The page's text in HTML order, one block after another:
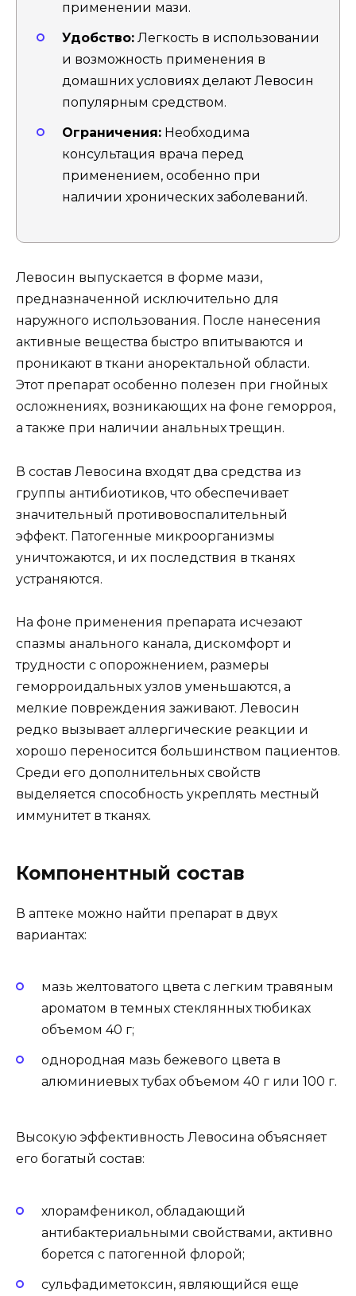
применении мази.
Удобство: Легкость в использовании
и возможность применения в
домашних условиях делают Левосин
популярным средством.
Ограничения: Необходима
консультация врача перед
применением, особенно при
наличии хронических заболеваний.
Левосин выпускается в форме мази,
предназначенной исключительно для
наружного использования. После нанесения
активные вещества быстро впитываются и
проникают в ткани аноректальной области.
Этот препарат особенно полезен при гнойных
осложнениях, возникающих на фоне геморроя,
а также при наличии анальных трещин.
В состав Левосина входят два средства из
группы антибиотиков, что обеспечивает
значительный противовоспалительный
эффект. Патогенные микроорганизмы
уничтожаются, и их последствия в тканях
устраняются.
На фоне применения препарата исчезают
спазмы анального канала, дискомфорт и
трудности с опорожнением, размеры
геморроидальных узлов уменьшаются, а
мелкие повреждения заживают. Левосин
редко вызывает аллергические реакции и
хорошо переносится большинством пациентов.
Среди его дополнительных свойств
выделяется способность укреплять местный
иммунитет в тканях.
Компонентный состав
В аптеке можно найти препарат в двух
вариантах:
мазь желтоватого цвета с легким травяным
ароматом в темных стеклянных тюбиках
объемом 40 г;
однородная мазь бежевого цвета в
алюминиевых тубах объемом 40 г или 100 г.
Высокую эффективность Левосина объясняет
его богатый состав:
хлорамфеникол, обладающий
антибактериальными свойствами, активно
борется с патогенной флорой;
сульфадиметоксин, являющийся еще